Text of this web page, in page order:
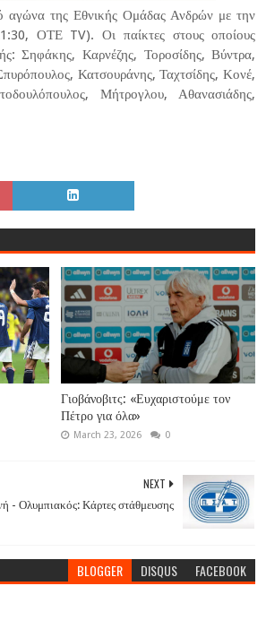
αγώνα της Εθνικής Ομάδας Ανδρών με την
ΟΤΕ TV). Οι παίκτες στους οποίους
Σηφάκης, Καρνέζης, Τοροσίδης, Βύντρα,
Κατσουράνης, Ταχτσίδης, Κονέ,
Μήτρογλου, Αθανασιάδης,
Γιοβάνοβιτς: «Ευχαριστούμε τον
Πέτρο για όλα»
March 23, 2026 0
NEXT
- Ολυμπιακός: Κάρτες στάθμευσης
BLOGGER DISQUS FACEBOOK